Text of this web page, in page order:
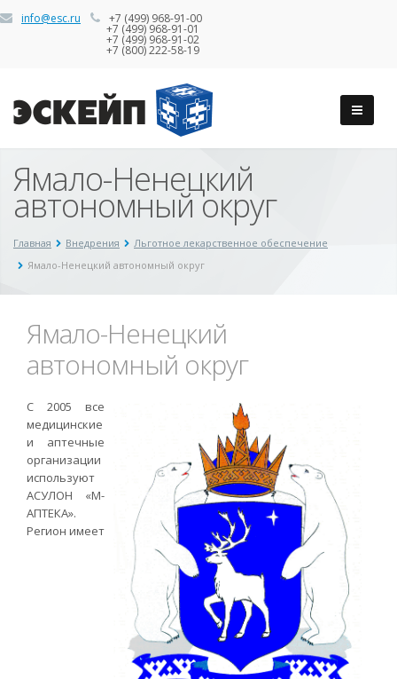
info@esc.ru +7 (499) 968-91-00
+7 (499) 968-91-01
+7 (499) 968-91-02
+7 (800) 222-58-19
Ямало-Ненецкий
автономный округ
Главная Внедрения
Льготное лекарственное обеспечение
Ямало-Ненецкий автономный округ
Ямало-Ненецкий
автономный округ
С 2005 все
медицинские
и аптечные
организации
используют
АСУЛОН «М-
АПТЕКА».
Регион имеет